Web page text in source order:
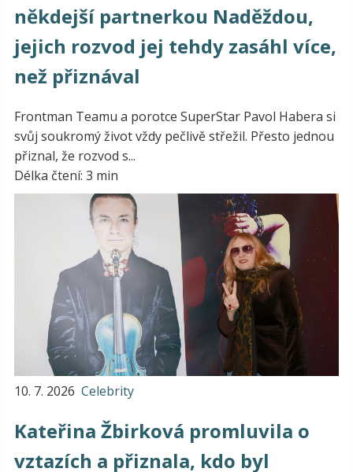
někdejší partnerkou Naděždou,
jejich rozvod jej tehdy zasáhl více,
než přiznával
Frontman Teamu a porotce SuperStar Pavol Habera si
svůj soukromý život vždy pečlivě střežil. Přesto jednou
přiznal, že rozvod s...
Délka čtení: 3 min
10. 7. 2026 Celebrity
Kateřina Žbirková promluvila o
vztazích a přiznala, kdo byl